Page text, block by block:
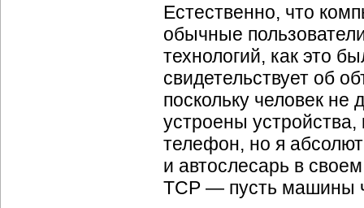
Естественно, что
обычные
технологий, как это
свидетельствует об
поскольку человек не
устроены
телефон, но я
и автослесарь в
TCP — пусть машины